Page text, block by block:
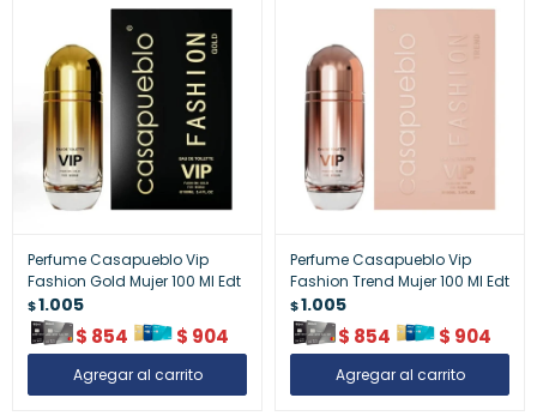
Perfume Casapueblo Vip
Fashion Gold Mujer 100 Ml Edt
$1.005
$ 854 $ 904
Perfume Casapueblo Vip
Fashion Trend Mujer 100 Ml Edt
$1.005
$ 854 $ 904